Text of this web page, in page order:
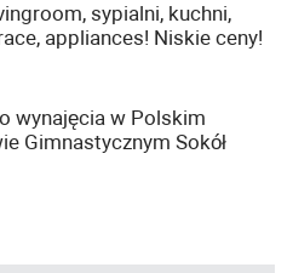
sypialni, kuchni,
appliances! Niskie ceny!
wynajęcia w Polskim
Gimnastycznym Sokół